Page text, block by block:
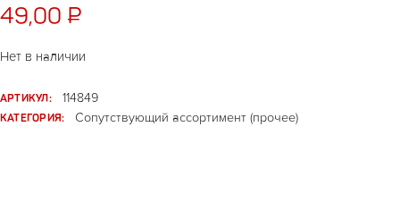
49,00 ₽
Нет в наличии
АРТИКУЛ:
114849
КАТЕГОРИЯ:
Сопутствующий ассортимент (прочее)